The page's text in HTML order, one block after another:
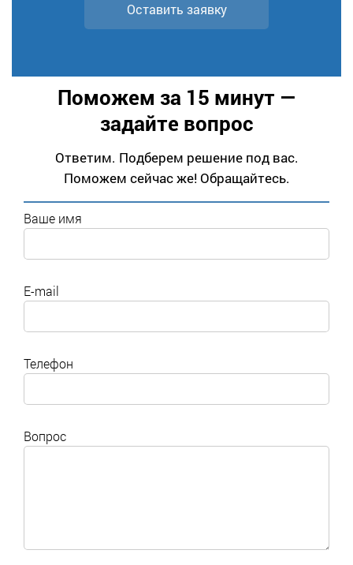
Оставить заявку
Поможем за 15 минут —
задайте вопрос
Ответим. Подберем решение под вас.
Поможем сейчас же! Обращайтесь.
Ваше имя
E-mail
Телефон
Вопрос